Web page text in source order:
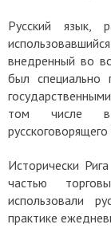
Русский язык,
внедренный во
был
том числе в
русскоговорящего
Исторически
частью
использовали
практике